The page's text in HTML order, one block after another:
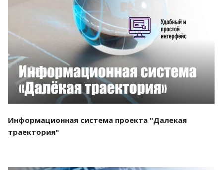
Смотреть проект
Информационная система проекта "Далекая
траектория"